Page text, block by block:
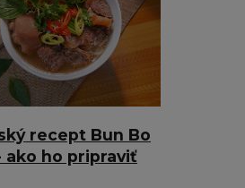
recept Bun Bo
ako ho pripraviť